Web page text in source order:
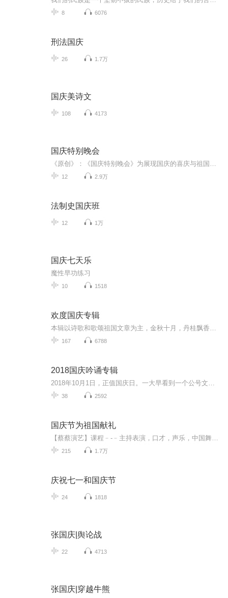
8 6076
刑法国庆
26 1.7万
国庆美诗文
108 4173
国庆特别晚会
12 2.9万
法制史国庆班
12 1万
国庆七天乐
魔性早功练习
10 1518
欢度国庆专辑
167 6788
2018国庆吟诵专辑
38 2592
国庆节为祖国献礼
215 1.7万
庆祝七一和国庆节
24 1818
张国庆|舆论战
22 4713
张国庆|穿越牛熊